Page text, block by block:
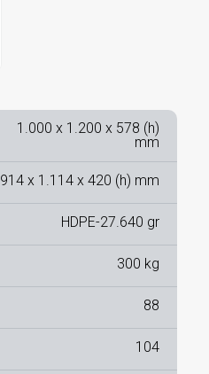
1.000 x 1.200 x 578 (h)
mm
914 x 1.114 x 420 (h) mm
HDPE-27.640 gr
300 kg
88
104